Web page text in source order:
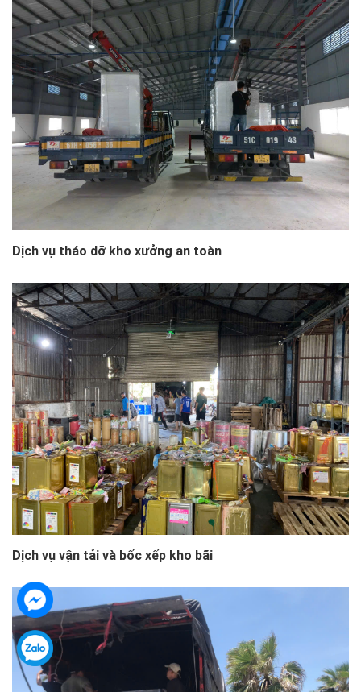
Dịch vụ tháo dỡ kho xưởng an toàn
Dịch vụ vận tải và bốc xếp kho bãi